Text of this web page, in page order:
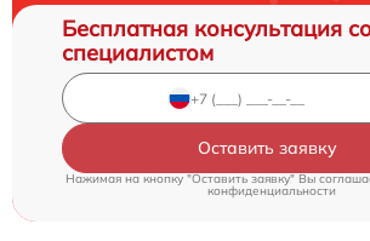
Бесплатная консультация
специалистом
Оставить заявку
Нажимая на кнопку "Оставить заявку" Вы
конфиденциальности